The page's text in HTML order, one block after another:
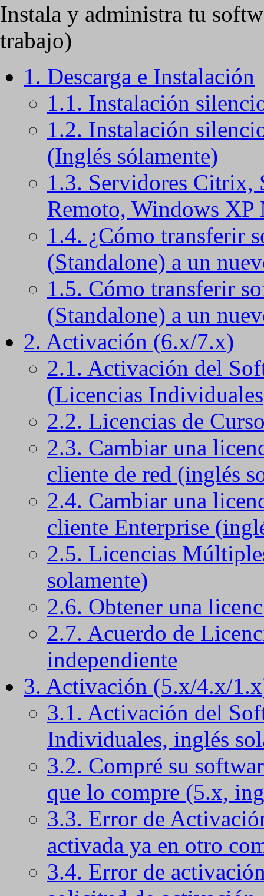
Instala y administra tu
trabajo)
1. Descarga e Instalación
1.1. Instalación
1.2. Instalación
(Inglés sólamente)
1.3. Servidores Citrix,
Remoto, Windows XP
1.4. ¿Cómo transferir
(Standalone) a un
1.5. Cómo transferir
(Standalone) a un
2. Activación (6.x/7.x)
2.1. Activación del
(Licencias
2.2. Licencias de
2.3. Cambiar una
cliente de red (inglés
2.4. Cambiar una
cliente Enterprise
2.5. Licencias
solamente)
2.6. Obtener una
2.7. Acuerdo de
independiente
3. Activación (5.x/4.x/
3.1. Activación del
Individuales, inglés
3.2. Compré su
que lo compre (5.x,
3.3. Error de
activada ya en otro
3.4. Error de